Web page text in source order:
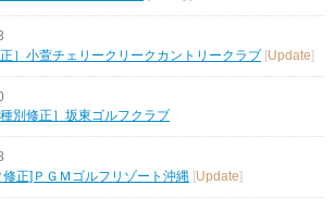
正］小萱チェリークリークカントリークラブ [Update]
種別修正］坂東ゴルフクラブ
修正]ＰＧＭゴルフリゾート沖縄 [Update]